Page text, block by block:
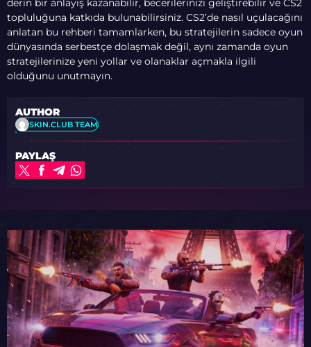
derin bir anlayış kazanabilir, becerilerinizi geliştirebilir ve CS2
topluluğuna katkıda bulunabilirsiniz. CS2’de nasıl uçulacağını
anlatan bu rehberi tamamlarken, bu stratejilerin sadece oyun
dünyasında serbestçe dolaşmak değil, aynı zamanda oyun
stratejilerinize yeni yollar ve olanaklar açmakla ilgili
olduğunu unutmayın.
AUTHOR
SKIN.CLUB TEAM
PAYLAŞ